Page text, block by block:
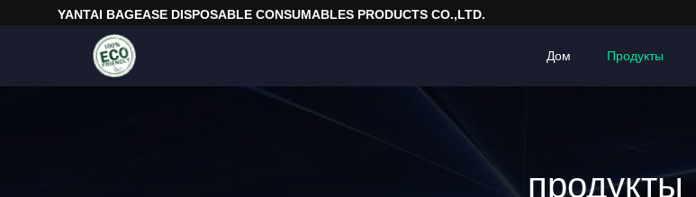
YANTAI BAGEASE DISPOSABLE CONSUMABLES PRODUCTS CO.,LTD.
Дом Продукты
продукты